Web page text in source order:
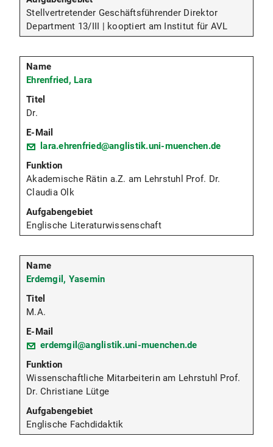
Stellvertretender Geschäftsführender Direktor
Department 13/III | kooptiert am Institut für AVL
Ehrenfried, Lara
Dr.
lara.ehrenfried@anglistik.uni-muenchen.de
Akademische Rätin a.Z. am Lehrstuhl Prof. Dr.
Claudia Olk
Englische Literaturwissenschaft
Erdemgil, Yasemin
M.A.
erdemgil@anglistik.uni-muenchen.de
Wissenschaftliche Mitarbeiterin am Lehrstuhl Prof.
Dr. Christiane Lütge
Englische Fachdidaktik